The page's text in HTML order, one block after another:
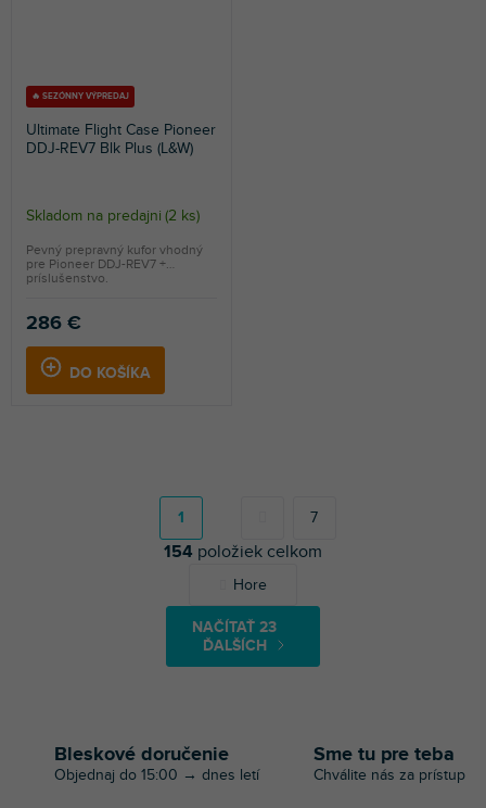
🔥 SEZÓNNY VÝPREDAJ
Ultimate Flight Case Pioneer
DDJ-REV7 Blk Plus (L&W)
Skladom na predajni (2 ks)
286 €
DO KOŠÍKA
Pevný prepravný kufor vhodný
pre Pioneer DDJ-REV7 +
príslušenstvo.
O
l
á
p
r
NAČÍTAŤ 23
ĎALŠÍCH
n
o
v
a
n
i
1 7
154 položiek celkom
Hore
Bleskové doručenie
Objednaj do 15:00 → dnes letí
Sme tu pre teba
Chválite nás za prístup